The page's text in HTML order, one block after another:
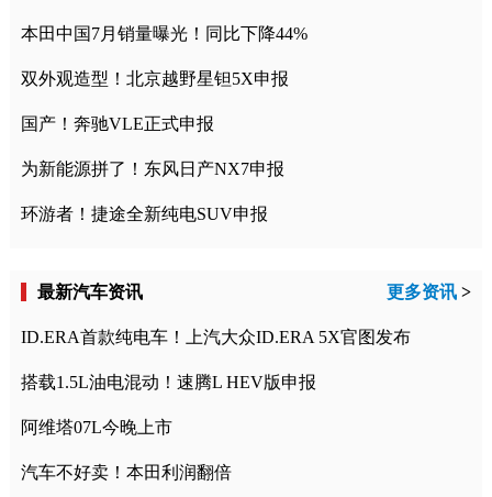
本田中国7月销量曝光！同比下降44%
双外观造型！北京越野星钽5X申报
国产！奔驰VLE正式申报
为新能源拼了！东风日产NX7申报
环游者！捷途全新纯电SUV申报
最新汽车资讯 更多资讯 >
ID.ERA首款纯电车！上汽大众ID.ERA 5X官图发布
搭载1.5L油电混动！速腾L HEV版申报
阿维塔07L今晚上市
汽车不好卖！本田利润翻倍